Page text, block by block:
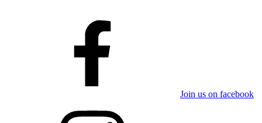
Join us on facebook